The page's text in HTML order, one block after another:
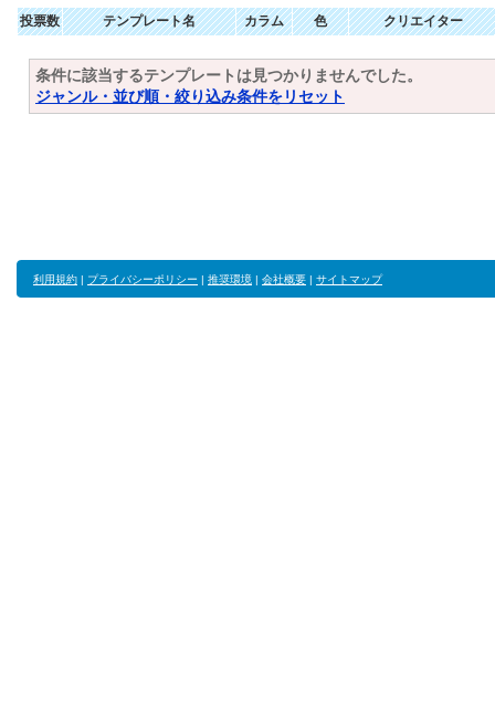
投票数 テンプレート名 カラム 色 クリエイター
条件に該当するテンプレートは見つかりませんでした。
ジャンル・並び順・絞り込み条件をリセット
利用規約 | プライバシーポリシー | 推奨環境 | 会社概要 | サイトマップ